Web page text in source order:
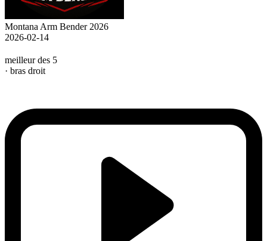
Montana Arm Bender 2026
2026-02-14
meilleur des 5
· bras droit